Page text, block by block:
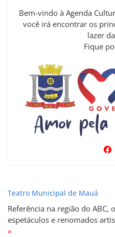
Bem-vindo à Agenda
você irá encontrar os
lazer
Fique
Teatro Municipal de Mauá
Referência na região do ABC,
espetáculos e renomados
»